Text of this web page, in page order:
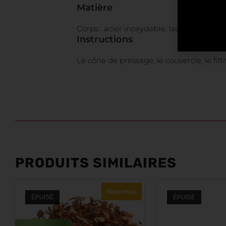
Matière
Corps : acier inoxydable, laqué
Instructions
Le cône de pressage, le couvercle, le
PRODUITS SIMILAIRES
Nouveau
ÉPUISÉ ÉPUISÉ